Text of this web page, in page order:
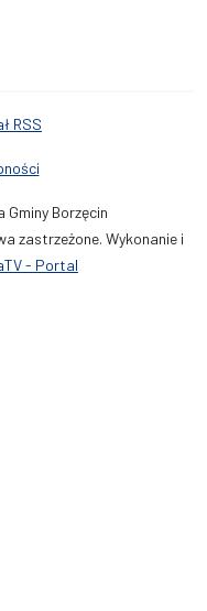
Borzęcin
zastrzeżone. Wykonanie i
- Portal
RSS